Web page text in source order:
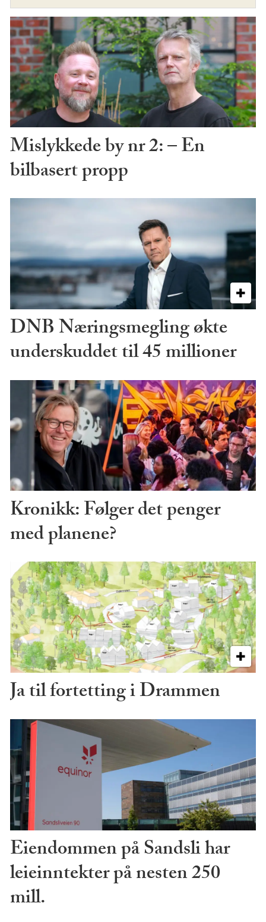
Mislykkede by nr 2: – En
bilbasert propp
DNB Næringsmegling økte
underskuddet til 45 millioner
Kronikk: Følger det penger
med planene?
Ja til fortetting i Drammen
Eiendommen på Sandsli har
leieinntekter på nesten 250
mill.